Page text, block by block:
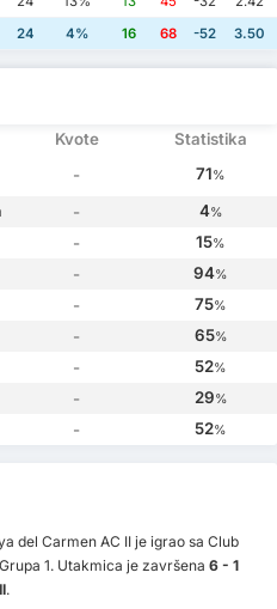
24 4% 16 68 -52 3.50
Kvote Statistika
- 71%
- 4%
- 15%
- 94%
- 75%
- 65%
- 52%
- 29%
- 52%
del Carmen AC II je igrao sa Club
1. Utakmica je završena 6 - 1
.